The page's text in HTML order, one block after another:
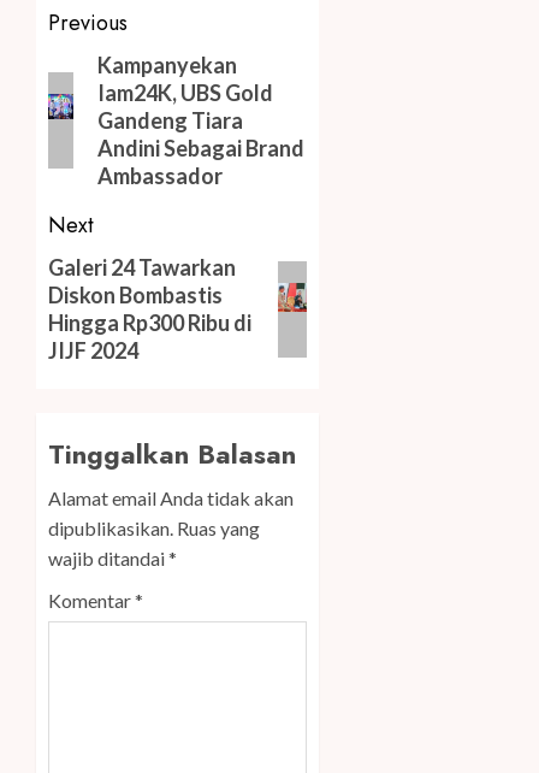
Post
navigation
Previous
Previous
post:
Kampanyekan
Iam24K, UBS Gold
Gandeng Tiara
Andini Sebagai Brand
Ambassador
Next
Next
post:
Galeri 24 Tawarkan
Diskon Bombastis
Hingga Rp300 Ribu di
JIJF 2024
Tinggalkan Balasan
Alamat email Anda tidak akan
dipublikasikan. Ruas yang
wajib ditandai*
Komentar*